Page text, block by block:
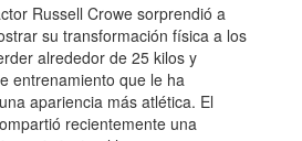
Russell Crowe sorprendió a
su transformación física a los
alrededor de 25 kilos y
entrenamiento que le ha
apariencia más atlética. El
recientemente una